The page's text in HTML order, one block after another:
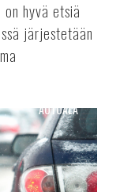
hyvä etsiä
järjestetään
AUTOALA